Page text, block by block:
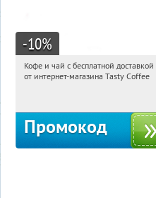
-10%
08:48:12
Получи первым!
Кофе и чай с бесплатной доставкой
от интернет-магазина Tasty Coffee
Промокод